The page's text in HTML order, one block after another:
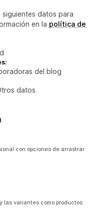
siguientes datos para
en la política de
del blog
datos
con opciones de arrastrar
las variantes como productos